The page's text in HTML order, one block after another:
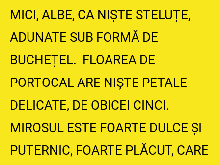
MICI, ALBE, CA NIȘTE STELUȚE,
ADUNATE SUB FORMĂ DE
BUCHEȚEL. FLOAREA DE
PORTOCAL ARE NIȘTE PETALE
DELICATE, DE OBICEI CINCI.
MIROSUL ESTE FOARTE DULCE ȘI
PUTERNIC, FOARTE PLĂCUT, CARE